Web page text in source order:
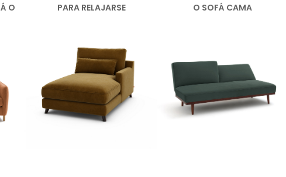
O PARA RELAJARSE O SOFÁ CAMA